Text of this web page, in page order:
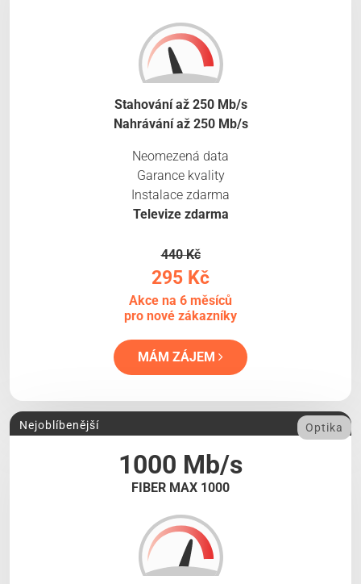
Stahování až 250 Mb/s
Nahrávání až 250 Mb/s
Neomezená data
Garance kvality
Instalace zdarma
Televize zdarma
440 Kč
295 Kč
Akce na 6 měsíců
pro nové zákazníky
MÁM ZÁJEM
1000 Mb/s
FIBER MAX 1000
Nejoblíbenější Optika